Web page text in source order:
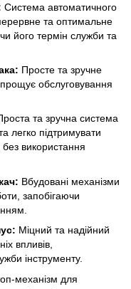
Система автоматичного
та оптимальне
його термін служби та
Просте та зручне
обслуговування
та зручна система
легко підтримувати
використання
Вбудовані механізми
запобігаючи
Міцний та надійний
впливів,
інструменту.
механізм для